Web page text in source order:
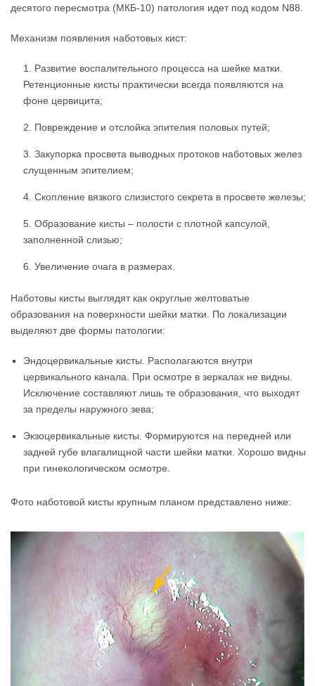
десятого пересмотра (МКБ-10) патология идет под кодом N88.
Механизм появления наботовых кист:
Развитие воспалительного процесса на шейке матки.
Ретенционные кисты практически всегда появляются на
фоне цервицита;
Повреждение и отслойка эпителия половых путей;
Закупорка просвета выводных протоков наботовых желез
слущенным эпителием;
Скопление вязкого слизистого секрета в просвете железы;
Образование кисты – полости с плотной капсулой,
заполненной слизью;
Увеличение очага в размерах.
Наботовы кисты выглядят как округлые желтоватые
образования на поверхности шейки матки. По локализации
выделяют две формы патологии:
Эндоцервикальные кисты. Располагаются внутри
цервикального канала. При осмотре в зеркалах не видны.
Исключение составляют лишь те образования, что выходят
за пределы наружного зева;
Экзоцервикальные кисты. Формируются на передней или
задней губе влагалищной части шейки матки. Хорошо видны
при гинекологическом осмотре.
Фото наботовой кисты крупным планом представлено ниже: